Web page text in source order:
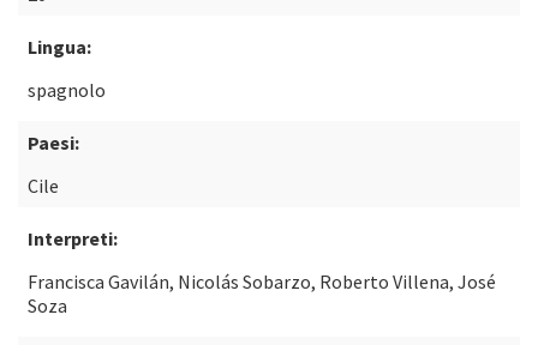
Lingua:
spagnolo
Paesi:
Cile
Interpreti:
Francisca Gavilán, Nicolás Sobarzo, Roberto Villena, José
Soza